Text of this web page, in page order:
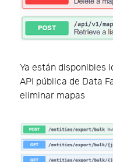
Ya están disponibles
API pública de Data
eliminar mapas